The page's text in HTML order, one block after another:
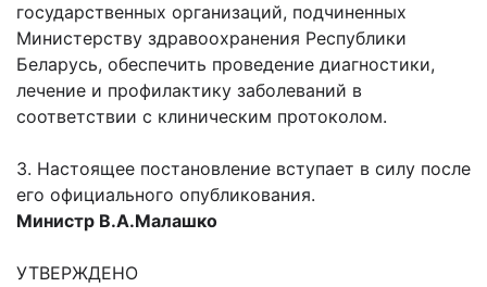
государственных организаций, подчиненных
Министерству здравоохранения Республики
Беларусь, обеспечить проведение диагностики,
лечение и профилактику заболеваний в
соответствии с клиническим протоколом.
3. Настоящее постановление вступает в силу после
его официального опубликования.
Министр В.А.Малашко
УТВЕРЖДЕНО